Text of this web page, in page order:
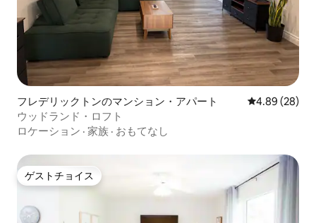
フレデリックトンのマンション・アパート レビュー28
4.89 (28)
ウッドランド・ロフト
ロケーション · 家族 · おもてなし
ゲストチョイス
ゲストチョイス